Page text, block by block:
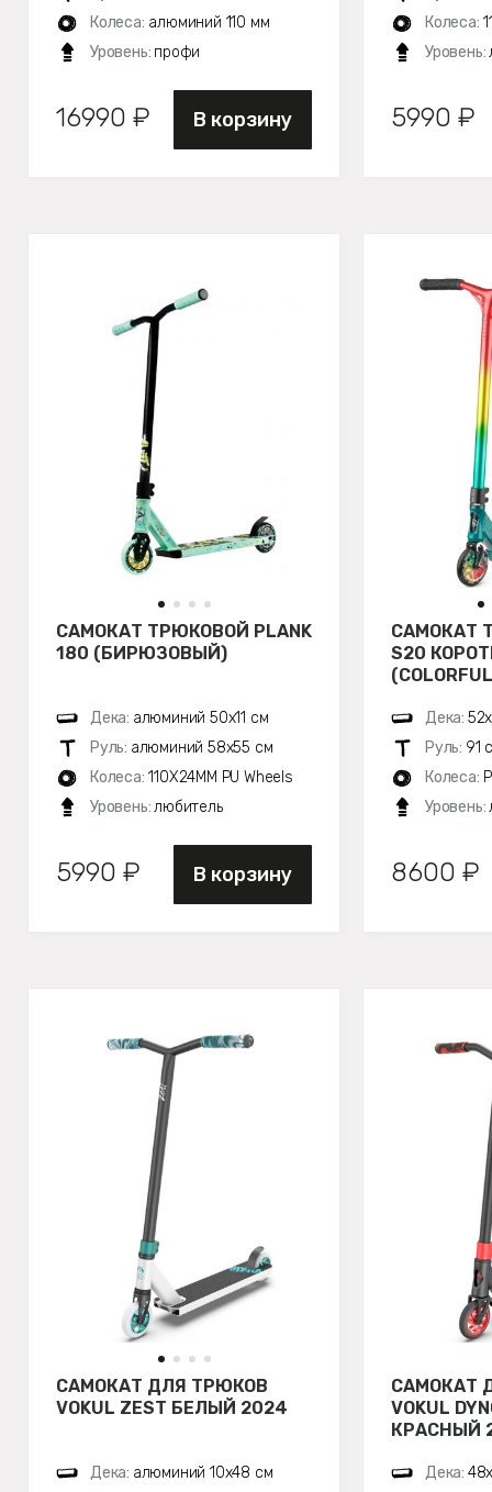
Колеса: алюминий 110 мм
Уровень: профи
16990 ₽ В корзину
Колеса:
Уровень:
5990 ₽
САМОКАТ ТРЮКОВОЙ PLANK
180 (БИРЮЗОВЫЙ)
Дека: алюминий 50х11 см
Руль: алюминий 58х55 см
Колеса: 110X24MM PU Wheels
Уровень:любитель
5990 ₽ В корзину
САМОКАТ
S20
Дека:
Руль: 91
Колеса:
Уровень:
8600 ₽
САМОКАТ ДЛЯ ТРЮКОВ
VOKUL ZEST БЕЛЫЙ 2024
Дека: алюминий 10х48 см
САМОКАТ
VOKUL
КРАСНЫЙ
Дека: